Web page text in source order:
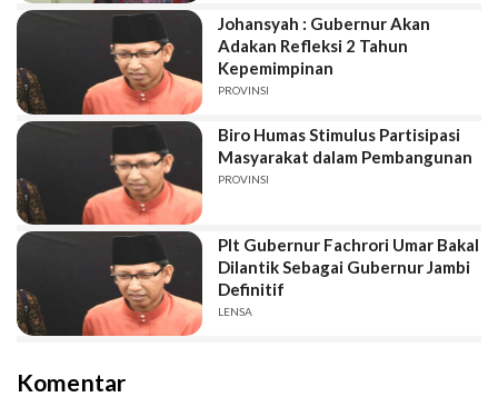
Johansyah : Gubernur Akan
Adakan Refleksi 2 Tahun
Kepemimpinan
PROVINSI
Biro Humas Stimulus Partisipasi
Masyarakat dalam Pembangunan
PROVINSI
Plt Gubernur Fachrori Umar Bakal
Dilantik Sebagai Gubernur Jambi
Definitif
LENSA
Komentar